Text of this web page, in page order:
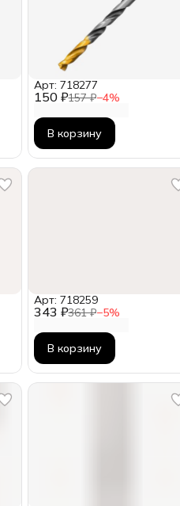
150 ₽157 ₽−4%
Арт: 718277
В корзину
343 ₽361 ₽−5%
Арт: 718259
В корзину